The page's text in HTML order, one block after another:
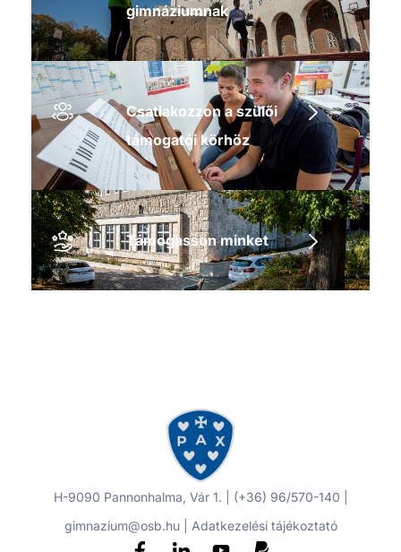
gimnáziumnak
Csatlakozzon a szülői
támogatói körhöz
Támogasson minket
H-9090 Pannonhalma, Vár 1. | (+36) 96/570-140 |
gimnazium@osb.hu | Adatkezelési tájékoztató